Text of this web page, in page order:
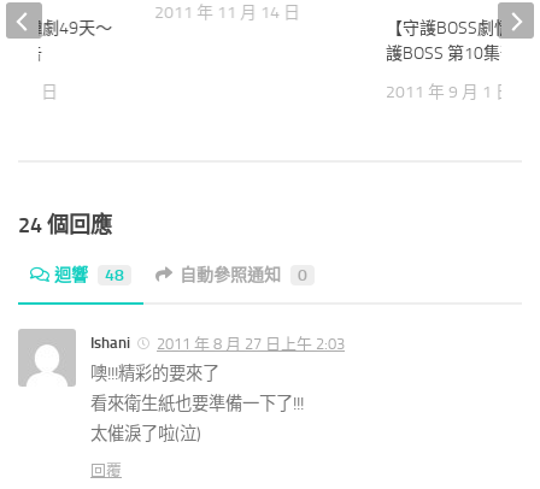
2011 年 11 月 14 日
【守護BOSS劇情】
護BOSS 第10集預告
2011 年 9 月 1 日
】韓劇49天～
預告
18 日
24 個回應
迴響 48 自動參照通知 0
Ishani 2011 年 8 月 27 日上午 2:03
噢!!!精彩的要來了
看來衛生紙也要準備一下了!!!
太催淚了啦(泣)
回覆